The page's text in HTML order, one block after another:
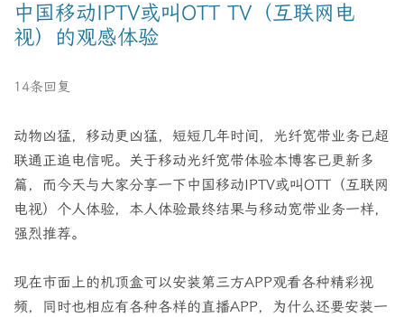
中国移动IPTV或叫OTT TV（互联网电
视）的观感体验
14条回复
动物凶猛，移动更凶猛，短短几年时间，光纤宽带业务已超
联通正追电信呢。关于移动光纤宽带体验本博客已更新多
篇，而今天与大家分享一下中国移动IPTV或叫OTT（互联网
电视）个人体验，本人体验最终结果与移动宽带业务一样，
强烈推荐。
现在市面上的机顶盒可以安装第三方APP观看各种精彩视
频，同时也相应有各种各样的直播APP，为什么还要安装一